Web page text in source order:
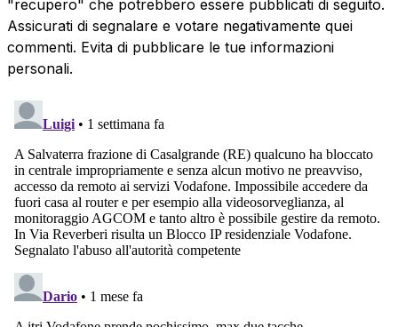
"recupero" che potrebbero essere pubblicati di seguito.
Assicurati di segnalare e votare negativamente quei
commenti. Evita di pubblicare le tue informazioni
personali.